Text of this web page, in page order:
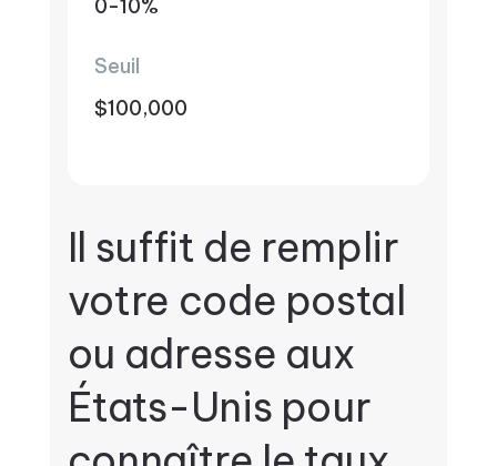
0-10%
Seuil
$100,000
Il suffit de remplir
votre code postal
ou adresse aux
États-Unis pour